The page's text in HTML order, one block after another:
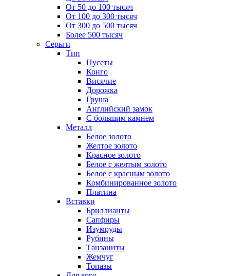
От 50 до 100 тысяч
От 100 до 300 тысяч
От 300 до 500 тысяч
Более 500 тысяч
Серьги
Тип
Пусеты
Конго
Висячие
Дорожка
Груша
Английский замок
С большим камнем
Металл
Белое золото
Желтое золото
Красное золото
Белое с желтым золото
Белое с красным золото
Комбинированное золото
Платина
Вставки
Бриллианты
Сапфиры
Изумруды
Рубины
Танзаниты
Жемчуг
Топазы